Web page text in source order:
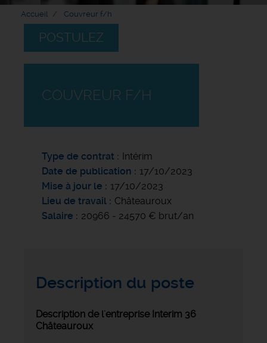
Accueil Couvreur f/h
POSTULEZ
COUVREUR F/H
Type de contrat
Intérim
Date de publication
17/10/2023
Mise à jour le
17/10/2023
Lieu de travail
Châteauroux
Salaire
20966 - 24570 € brut/an
Description du poste
Description de l'entreprise Interim 36
Châteauroux